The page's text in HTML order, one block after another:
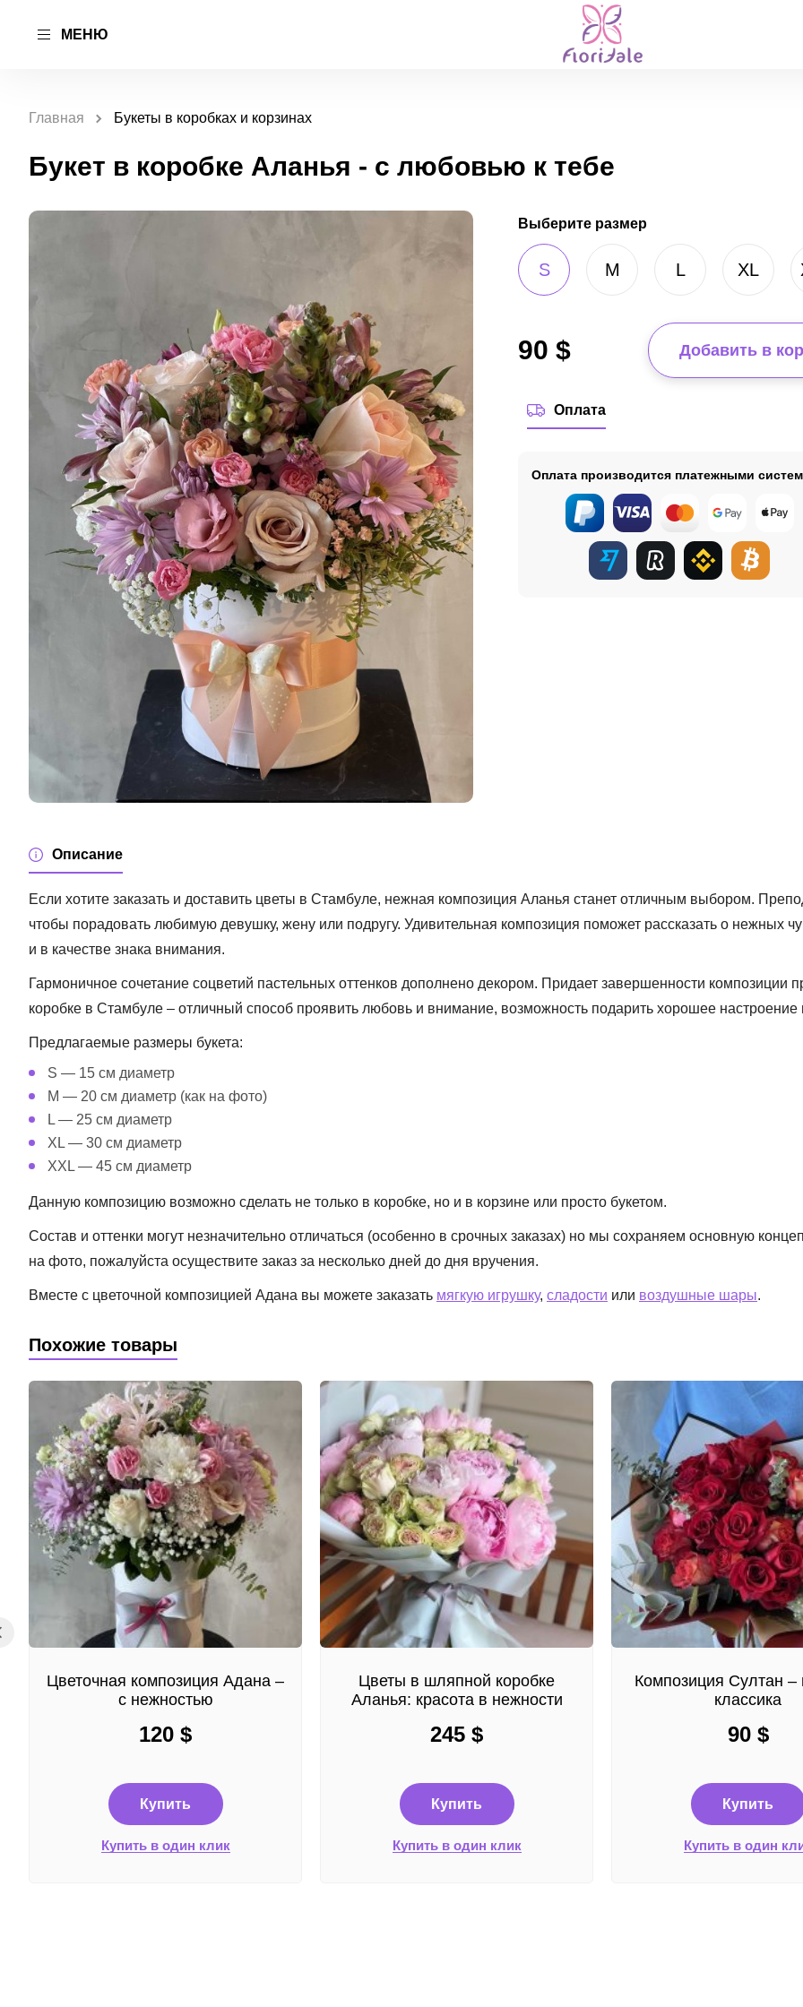
МЕНЮ
Главная Букеты в коробках и корзинах
Букет в коробке Аланья - с любовью к тебе
Выберите размер
S M L XL
90 $ Добавить в
Оплата
Оплата производится платежными
Описание
Если хотите заказать и доставить цветы в Стамбуле, нежная композиция Аланья станет отличным выбором.
чтобы порадовать любимую девушку, жену или подругу. Удивительная композиция поможет рассказать о нежных
и в качестве знака внимания.
Гармоничное сочетание соцветий пастельных оттенков дополнено декором. Придает завершенности композиции
коробке в Стамбуле – отличный способ проявить любовь и внимание, возможность подарить хорошее
Предлагаемые размеры букета:
S — 15 см диаметр
M — 20 см диаметр (как на фото)
L — 25 см диаметр
XL — 30 см диаметр
XXL — 45 см диаметр
Данную композицию возможно сделать не только в коробке, но и в корзине или просто букетом.
Состав и оттенки могут незначительно отличаться (особенно в срочных заказах) но мы сохраняем основную
на фото, пожалуйста осуществите заказ за несколько дней до дня вручения.
Вместе с цветочной композицией Адана вы можете заказать мягкую игрушку, сладости или воздушные шары.
Похожие товары
Цветочная композиция Адана –
с нежностью
120 $
Купить
Купить в один клик
Цветы в шляпной коробке
Аланья: красота в нежности
245 $
Купить
Купить в один клик
Композиция Султан –
классика
90 $
Купить
Купить в один